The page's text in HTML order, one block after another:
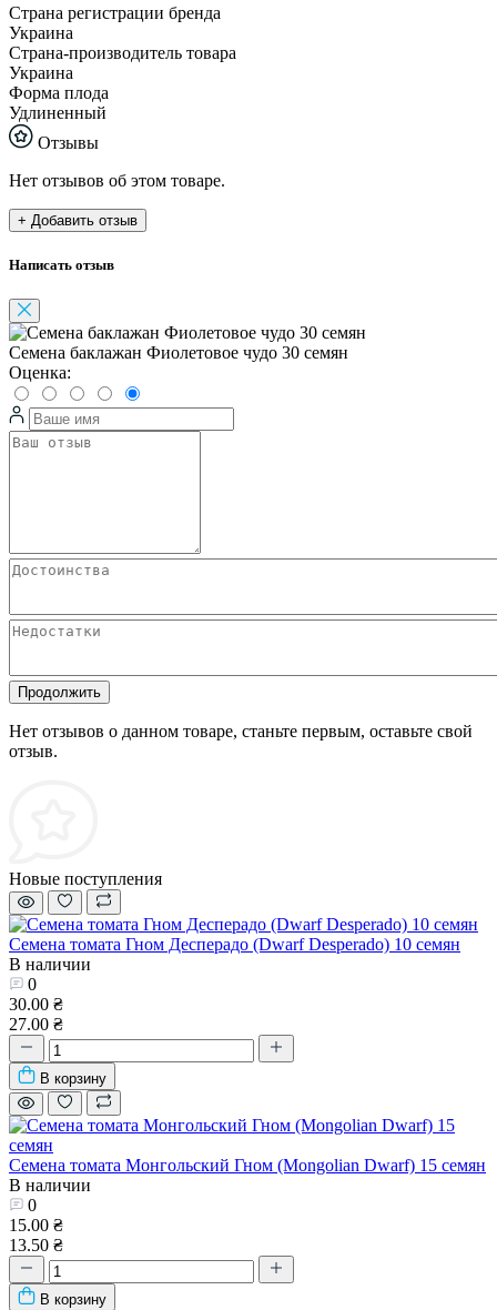
Страна регистрации бренда
Украина
Страна-производитель товара
Украина
Форма плода
Удлиненный
Отзывы
Нет отзывов об этом товаре.
+ Добавить отзыв
Написать отзыв
Семена баклажан Фиолетовое чудо 30 семян
Оценка:
Продолжить
Нет отзывов о данном товаре, станьте первым, оставьте свой
отзыв.
Новые поступления
Семена томата Гном Десперадо (Dwarf Desperado) 10 семян
В наличии
0
30.00 ₴
27.00 ₴
В корзину
Семена томата Монгольский Гном (Mongolian Dwarf) 15 семян
В наличии
0
15.00 ₴
13.50 ₴
В корзину